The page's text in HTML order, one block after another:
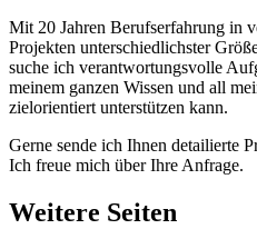
Mit 20 Jahren Berufserfahrung in
Projekten unterschiedlichster
suche ich verantwortungsvolle
meinem ganzen Wissen und all
zielorientiert unterstützen kann.
Gerne sende ich Ihnen detailierte
Ich freue mich über Ihre Anfrage.
Weitere Seiten